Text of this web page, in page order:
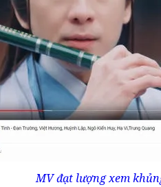
MV đạt lượng xem